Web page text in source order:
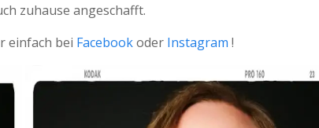
zuhause angeschafft.
einfach bei Facebookoder Instagram !